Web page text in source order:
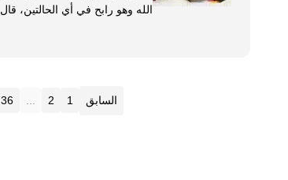
الله وهو رابح في أي الحالتين،
السابق 1
2
36